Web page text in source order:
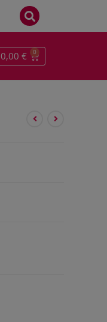
0,00€